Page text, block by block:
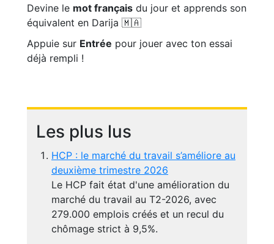
Devine le mot français du jour et apprends son
équivalent en Darija 🇲🇦
Appuie sur Entrée pour jouer avec ton essai
déjà rempli !
Les plus lus
HCP : le marché du travail s’améliore au
deuxième trimestre 2026
Le HCP fait état d'une amélioration du
marché du travail au T2-2026, avec
279.000 emplois créés et un recul du
chômage strict à 9,5%.